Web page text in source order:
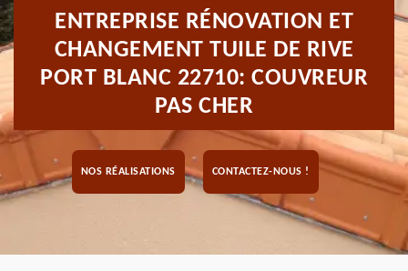
ENTREPRISE RÉNOVATION ET
CHANGEMENT TUILE DE RIVE
PORT BLANC 22710: COUVREUR
PAS CHER
NOS RÉALISATIONS CONTACTEZ-NOUS !